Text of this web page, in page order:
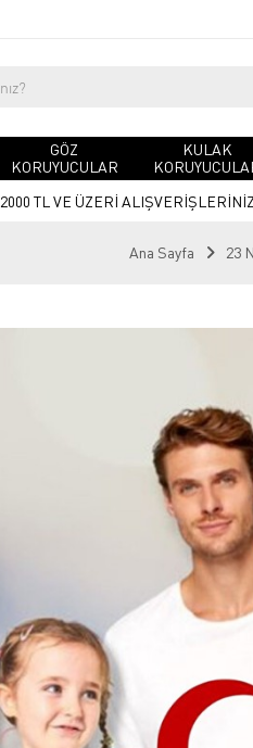
GÖZ
KORUYUCULAR
KULAK
2000 TL VE ÜZERİ
Ana Sayfa 23